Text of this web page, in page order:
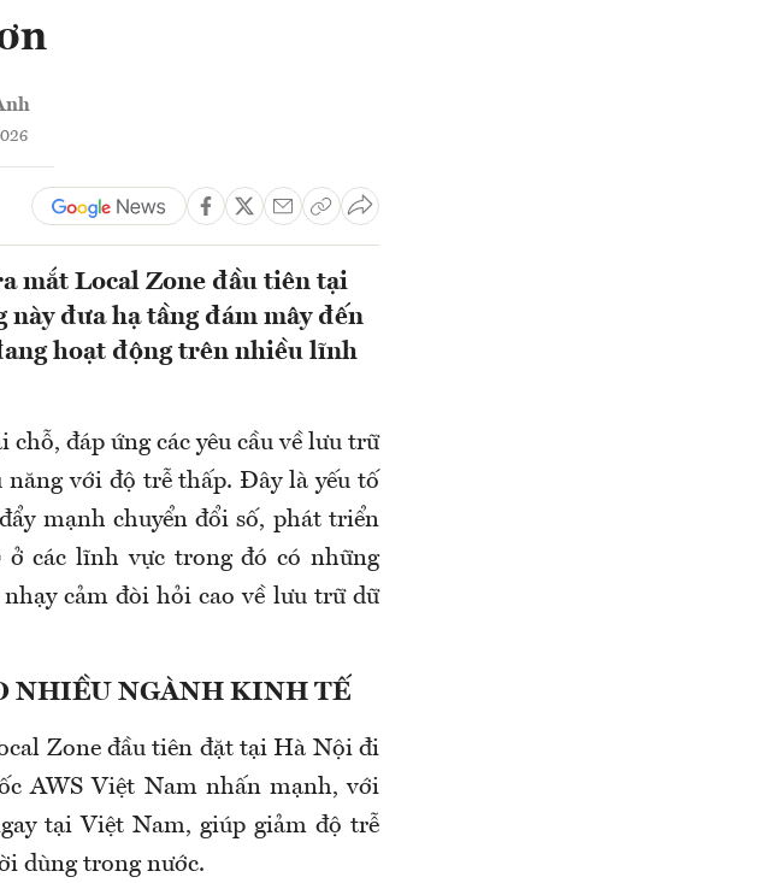
mắt Local Zone đầu tiên tại
đưa hạ tầng đám mây đến
hoạt động trên nhiều lĩnh
đáp ứng các yêu cầu về lưu trữ
với độ trễ thấp. Đây là yếu tố
mạnh chuyển đổi số, phát triển
các lĩnh vực trong đó có những
cảm đòi hỏi cao về lưu trữ dữ
NHIỀU NGÀNH KINH TẾ
Zone đầu tiên đặt tại Hà Nội đi
AWS Việt Nam nhấn mạnh, với
tại Việt Nam, giúp giảm độ trễ
dùng trong nước.